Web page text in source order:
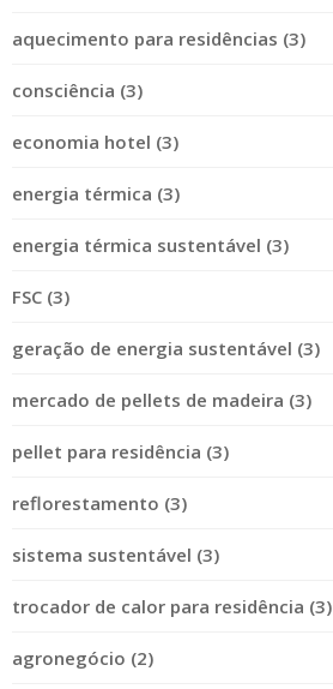
aquecimento para residências (3)
consciência (3)
economia hotel (3)
energia térmica (3)
energia térmica sustentável (3)
FSC (3)
geração de energia sustentável (3)
mercado de pellets de madeira (3)
pellet para residência (3)
reflorestamento (3)
sistema sustentável (3)
trocador de calor para residência (3)
agronegócio (2)